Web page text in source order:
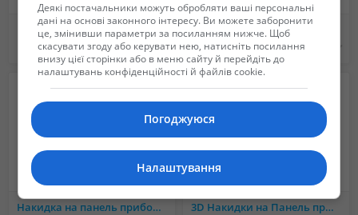
Накидка на панель торпеду BMW e30, e 34, e36, e38, e39, X1, x3, x5, x6.
650 грн. 650 грн.
Накидка на панель приборов Mercedes 3D Накидки на Панель приборов. Эстетический вид салона.
Деякі постачальники можуть обробляти ваші персональні
дані на основі законного інтересу. Ви можете заборонити
це, змінивши параметри за посиланням нижче. Щоб
скасувати згоду або керувати нею, натисніть посилання
внизу цієї сторінки або в меню сайту й перейдіть до
налаштувань конфіденційності й файлів cookie.
Погоджуюся
Налаштування